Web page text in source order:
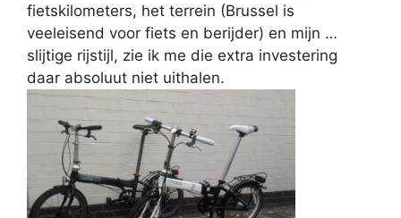
fietskilometers, het terrein (Brussel is
veeleisend voor fiets en berijder) en mijn …
slijtige rijstijl, zie ik me die extra investering
daar absoluut niet uithalen.